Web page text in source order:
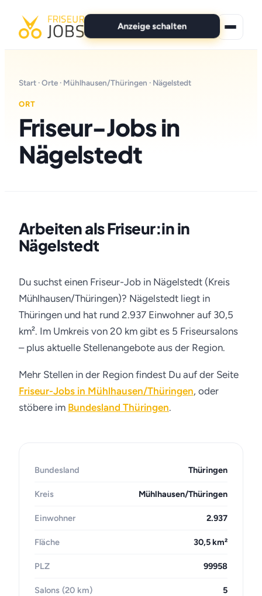
Anzeige schalten
Für Bewerber
Marken
Start ·Orte · Mühlhausen/Thüringen · Nägelstedt
ORT
Friseur-Jobs in
Nägelstedt
Arbeiten als Friseur:in in
Nägelstedt
Du suchst einen Friseur-Job in Nägelstedt (Kreis
Mühlhausen/Thüringen)? Nägelstedt liegt in
Thüringen und hat rund 2.937 Einwohner auf 30,5
km². Im Umkreis von 20 km gibt es 5 Friseursalons
– plus aktuelle Stellenangebote aus der Region.
Mehr Stellen in der Region findest Du auf der Seite
Friseur-Jobs in Mühlhausen/Thüringen, oder
stöbere im Bundesland Thüringen.
Bundesland Thüringen
Kreis Mühlhausen/Thüringen
Einwohner 2.937
Fläche 30,5 km²
PLZ 99958
Salons (20 km) 5